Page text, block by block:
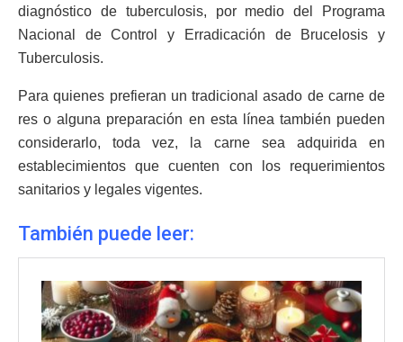
diagnóstico de tuberculosis, por medio del Programa
Nacional de Control y Erradicación de Brucelosis y
Tuberculosis.
Para quienes prefieran un tradicional asado de carne de
res o alguna preparación en esta línea también pueden
considerarlo, toda vez, la carne sea adquirida en
establecimientos que cuenten con los requerimientos
sanitarios y legales vigentes.
También puede leer: